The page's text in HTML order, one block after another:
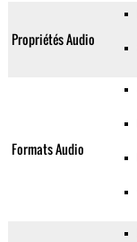
Propriétés Audio
Formats Audio